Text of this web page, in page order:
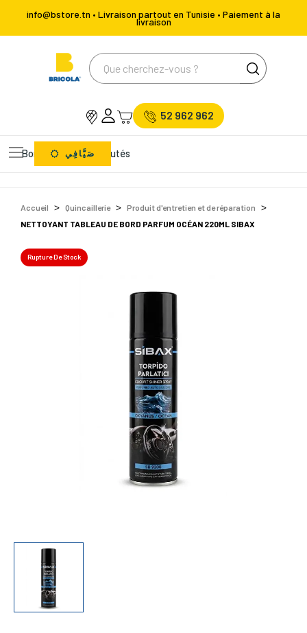
info@bstore.tn • Livraison partout en Tunisie • Paiement à la
livraison
52 962 962
Bons Plans Nouveautés
صَيَّافِي
Accueil Quincaillerie
Produit d'entretien et de réparation
NETTOYANT TABLEAU DE BORD PARFUM OCÉAN 220ML SIBAX
Rupture De Stock